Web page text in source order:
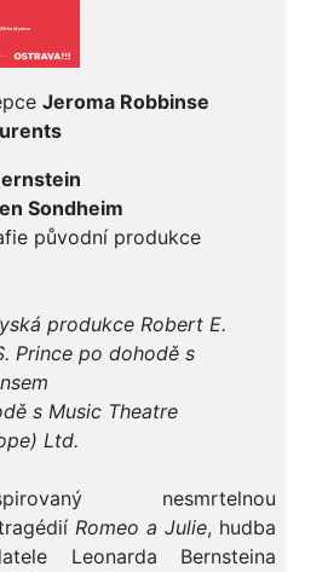
Jeroma Robbinse
Sondheim
původní produkce
produkce Robert E.
Prince po dohodě s
s Music Theatre
Ltd.
nesmrtelnou
Romeo a Julie, hudba
Leonarda Bernsteina